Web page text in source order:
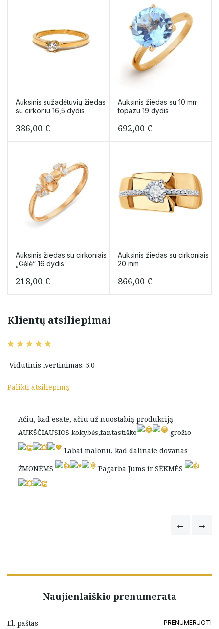
Auksinis sužadėtuvių žiedas
su cirkoniu 16,5 dydis
386,00 €
Auksinis žiedas su 10 mm
topazu 19 dydis
692,00 €
Auksinis žiedas su cirkoniais
„Gėlė” 16 dydis
218,00 €
Auksinis žiedas su cirkoniais
20 mm
866,00 €
Klientų atsiliepimai
Vidutinis įvertinimas: 5.0
Palikti atsiliepimą
Ačiū, kad esate, ačiū už nuostabią produkciją
AUKŠČIAUSIOS kokybės,fantastiško
grožio
Labai malonu, kad dalinate dovanas
ŽMONĖMS
Pagarba Jums ir SĖKMĖS
Naujienlaiškio prenumerata
PRENUMERUOTI